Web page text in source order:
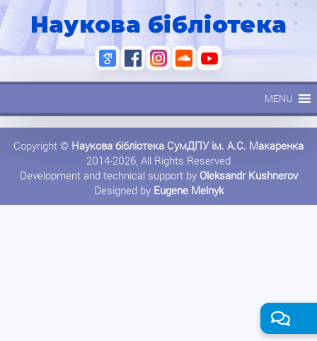
Наукова бібліотека
MENU
Copyright © Наукова бібліотека СумДПУ ім. А.С. Макаренка
2014-2026, All Rights Reserved
Development and technical support by Oleksandr Kushnerov
Designed by Eugene Melnyk